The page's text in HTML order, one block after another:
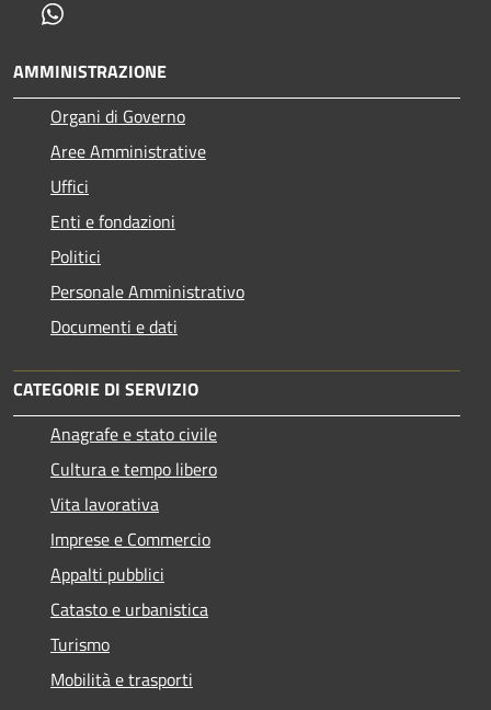
AMMINISTRAZIONE
Organi di Governo
Aree Amministrative
Uffici
Enti e fondazioni
Politici
Personale Amministrativo
Documenti e dati
CATEGORIE DI SERVIZIO
Anagrafe e stato civile
Cultura e tempo libero
Vita lavorativa
Imprese e Commercio
Appalti pubblici
Catasto e urbanistica
Turismo
Mobilità e trasporti